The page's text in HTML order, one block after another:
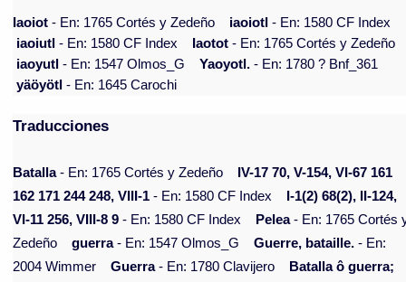
Iaoiot - En: 1765 Cortés y Zedeño iaoiotl - En: 1580 CF Index
iaoiutl - En: 1580 CF Index Iaotot - En: 1765 Cortés y Zedeño
iaoyutl - En: 1547 Olmos_G Yaoyotl. - En: 1780 ? Bnf_361
yäöyötl - En: 1645 Carochi
Traducciones
Batalla- En: 1765 Cortés y Zedeño
IV-17 70, V-154, VI-67 161
162 171 244 248, VIII-1 - En: 1580 CF Index
I-1(2) 68(2), II-124,
VI-11 256, VIII-8 9 - En: 1580 CF Index Pelea- En: 1765 Cortés
Zedeño
guerra- En: 1547 Olmos_G Guerre, bataille. - En:
2004 Wimmer
Guerra- En: 1780 Clavijero
Batalla ô guerra;